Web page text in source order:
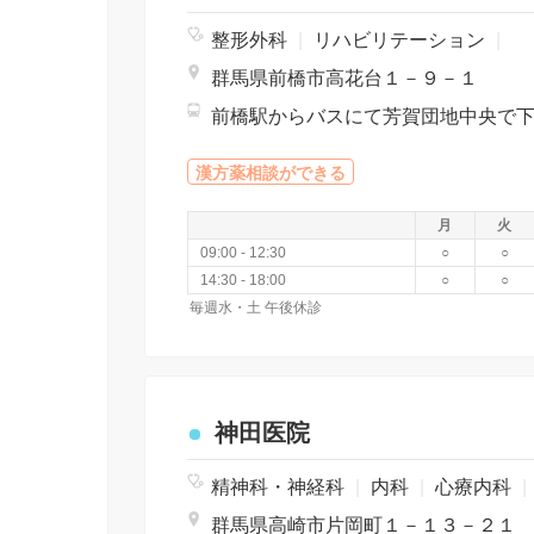
整形外科 リハビリテーション
群馬県前橋市高花台１－９－１
前橋駅からバスにて芳賀団地中央で
漢方薬相談ができる
月
火
09:00 - 12:30
○
○
14:30 - 18:00
○
○
毎週水・土 午後休診
神田医院
精神科・神経科 内科 心療内科
群馬県高崎市片岡町１－１３－２１